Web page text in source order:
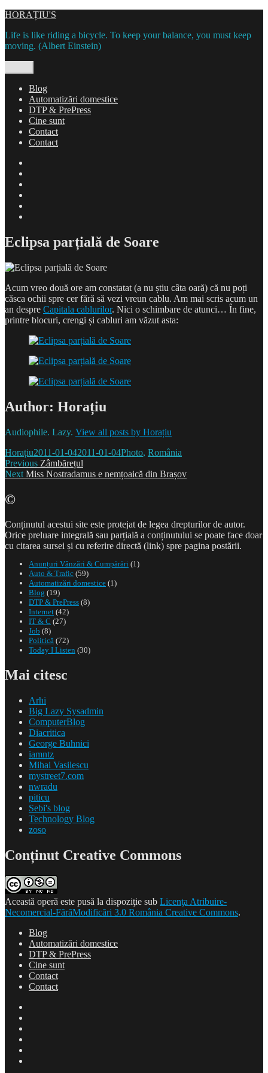
Skip
content
HORAȚIU'S
Life is like riding a bicycle. To keep your balance, you must keep
moving. (Albert Einstein)
Blog
Automatizări domestice
DTP & PrePress
Cine sunt
Contact
Contact
Eclipsa parțială de Soare
Acum vreo două ore am constatat (a nu știu câta oară) că nu poți
căsca ochii spre cer fără să vezi vreun cablu. Am mai scris acum un
an despre Capitala cablurilor. Nici o schimbare de atunci… În fine,
printre blocuri, crengi și cabluri am văzut asta:
Author: Horațiu
Audiophile. Lazy. View all posts by Horațiu
Author
HorațiuPosted
on
2011-01-042011-01-04Categories
Photo, România
Post
navigation
Previous Previous
post:
Zâmbărețul
Next Next
Miss Nostradamus e nemțoaică din Brașov
©
Conținutul acestui site este protejat de legea drepturilor de autor.
Orice preluare integrală sau parțială a conținutului se poate face doar
cu citarea sursei și cu referire directă (link) spre pagina postării.
Anunțuri Vânzări & Cumpărări (1)
Auto & Trafic (59)
Automatizări domestice (1)
Blog (19)
DTP & PrePress (8)
Internet (42)
IT & C (27)
Job (8)
Politică (72)
Today I Listen (30)
Mai citesc
Arhi
Big Lazy Sysadmin
ComputerBlog
Diacritica
George Buhnici
iamntz
Mihai Vasilescu
mystreet7.com
nwradu
piticu
Sebi's blog
Technology Blog
zoso
Conținut Creative Commons
Această operă este pusă la dispoziţie sub Licenţa Atribuire-
Necomercial-FărăModificări 3.0 România Creative Commons.
Blog
Automatizări domestice
DTP & PrePress
Cine sunt
Contact
Contact